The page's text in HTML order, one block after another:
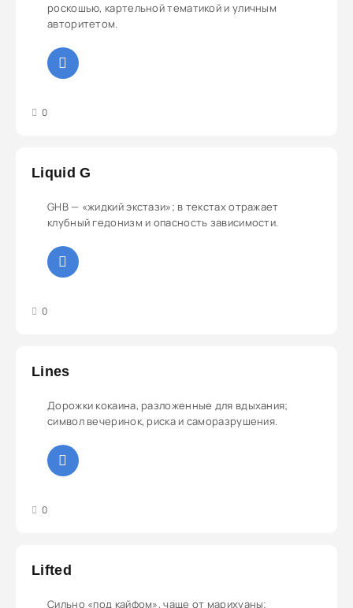
роскошью, картельной тематикой и уличным
авторитетом.
0
Liquid G
GHB — «жидкий экстази»; в текстах отражает
клубный гедонизм и опасность зависимости.
0
Lines
Дорожки кокаина, разложенные для вдыхания;
символ вечеринок, риска и саморазрушения.
0
Lifted
Сильно «под кайфом», чаще от марихуаны;